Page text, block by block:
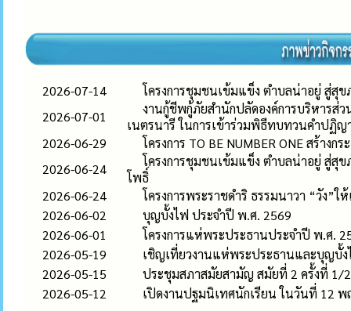
2026-07-14
โครงการชุมชนเข้มแข็ง ตำบลน่าอยู่ สู่สุ
2026-07-01
งานกู้ชีพกู้ภัยสำนักปลัดองค์การบริหารส่ว
เนตรนารี ในการเข้าร่วมพิธีทบทวนคำปฏิ
2026-06-29
โครงการ TO BE NUMBER ONE สร้า
2026-06-24
โครงการชุมชนเข้มแข็ง ตำบลน่าอยู่ สู่สุ
โพธิ์
2026-06-24
โครงการพระราชดำริ ธรรมนาวา “วัง”
2026-06-02
บุญบั้งไฟ ประจำปี พ.ศ. 2569
2026-06-01
โครงการแห่พระประธานประจำปี พ.ศ.
2026-05-19
เชิญเที่ยวงานแห่พระประธานและบุญบั้ง
2026-05-15
ประชุมสภาสมัยสามัญ สมัยที่ 2 ครั้งที่ 1/
2026-05-12
เปิดงานปฐมนิเทศนักเรียน ในวันที่ 12